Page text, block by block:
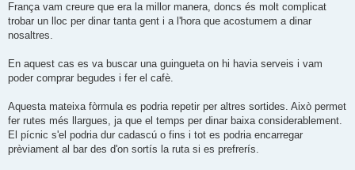
França vam creure que era la millor manera, doncs és molt complicat
trobar un lloc per dinar tanta gent i a l'hora que acostumem a dinar
nosaltres.
En aquest cas es va buscar una guingueta on hi havia serveis i vam
poder comprar begudes i fer el cafè.
Aquesta mateixa fòrmula es podria repetir per altres sortides. Això permet
fer rutes més llargues, ja que el temps per dinar baixa considerablement.
El pícnic s'el podria dur cadascú o fins i tot es podria encarregar
prèviament al bar des d'on sortís la ruta si es prefrerís.